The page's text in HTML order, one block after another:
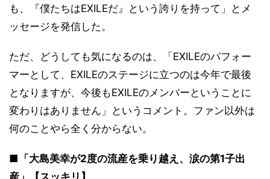
も、『僕たちはEXILEだ』という誇りを持って」とメ
ッセージを発信した。
ただ、どうしても気になるのは、「EXILEのパフォー
マーとして、EXILEのステージに立つのは今年で最後
となりますが、今後もEXILEのメンバーということに
変わりはありません」というコメント。ファン以外は
何のことやら全く分からない。
■「大島美幸が2度の流産を乗り越え、涙の第1子出
産」【スッキリ】